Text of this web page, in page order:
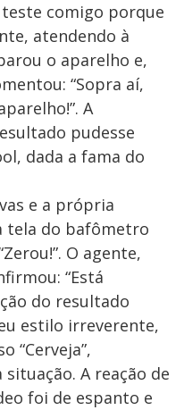
comigo porque
atendendo à
o aparelho e,
“Sopra aí,
A
pudesse
dada a fama do
e a própria
tela do bafômetro
O agente,
“Está
do resultado
estilo irreverente,
“Cerveja”,
A reação de
foi de espanto e